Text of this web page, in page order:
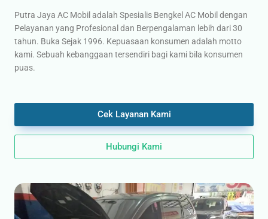
Putra Jaya AC Mobil adalah Spesialis Bengkel AC Mobil dengan
Pelayanan yang Profesional dan Berpengalaman lebih dari 30
tahun. Buka Sejak 1996. Kepuasaan konsumen adalah motto
kami. Sebuah kebanggaan tersendiri bagi kami bila konsumen
puas.
Cek Layanan Kami
Hubungi Kami